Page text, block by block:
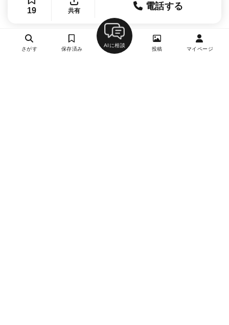
19 共有 電話する
さがす 保存済み
AIに相談
投稿 マイページ